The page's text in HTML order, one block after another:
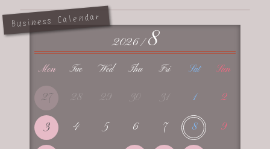
Business Calendar
2026 /8
Mon Tue Wed Thu Fri Sat Sun
27 28 29 30 31 1 2
3 4 5 6 7 8 9